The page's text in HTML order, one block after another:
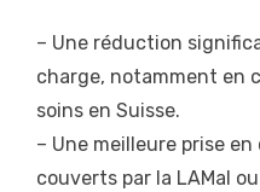
– Une réduction
charge, notamment en
soins en Suisse.
– Une meilleure prise
couverts par la LAMal